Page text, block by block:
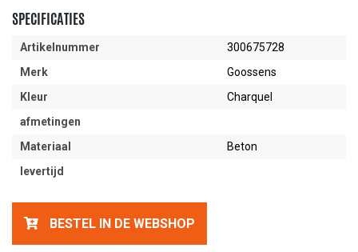
SPECIFICATIES
Artikelnummer
300675728
Merk
Goossens
Kleur
Charquel
afmetingen
Materiaal
Beton
levertijd
BESTEL IN DE WEBSHOP